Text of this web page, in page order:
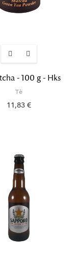
- 100 g - Hks
Tè
11,83 €